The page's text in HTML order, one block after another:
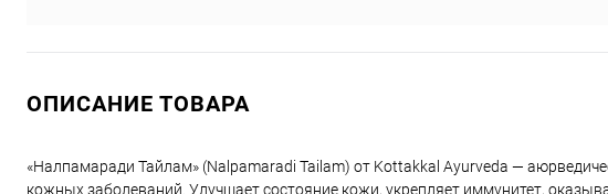
ОПИСАНИЕ ТОВАРА
«Налпамаради Тайлам» (Nalpamaradi Tailam) от Kottakkal Ayurveda —
кожных заболеваний. Улучшает состояние кожи, укрепляет иммунитет,